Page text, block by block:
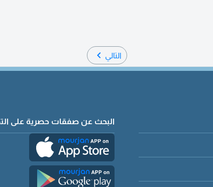
التالي
البحث عن صفقات حصرية على